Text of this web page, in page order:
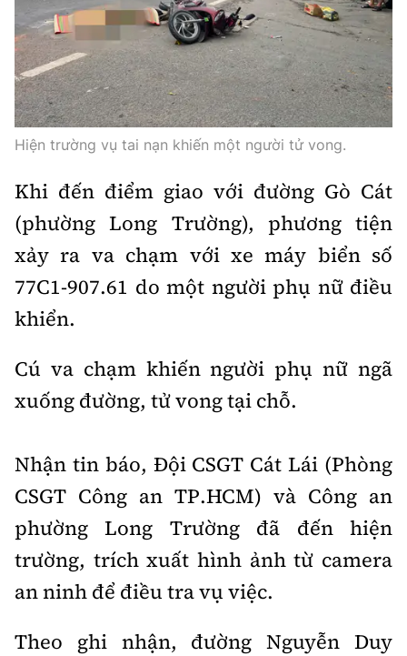
Nhà thầu
Mời thầu - Đấu thầu
Thi viết về GTVT
Gương sáng giao thông
Âm nhạc
Hậu trường sao
360 độ thể thao
Sản phẩm mới
Tư vấn
Thế giới
Thời sự Quốc tế
Hồ sơ tài liệu
Thế giới giao thông
Thế giới xây dựng
Đi ++
Du lịch
Khám phá
Lối sống
Ẩm thực
Video
Khám phá
Camera giao thông
Câu chuyện giao thông
Cơ quan chủ quản: Bộ Xây dựng
Giấy phép số: 03/GP-BVHTTDL, cấp ngày 1/4/2025.
Hà Nội.
Tổng biên tập:Nguyễn Thị Hồng Nga
Nguyễn Đức Thắng, La Đức Hùng
0901 514 799
Quảng cáo và Phát hành:
0915 057 282
Email:bandoc@baoxaydung.vn
Cấm sao chép dưới mọi hình thức nếu không có sự
Hiện trường vụ tai nạn khiến một người tử vong.
Khi đến điểm giao với đường Gò Cát
(phường Long Trường), phương tiện
xảy ra va chạm với xe máy biển số
77C1-907.61 do một người phụ nữ điều
khiển.
Cú va chạm khiến người phụ nữ ngã
xuống đường, tử vong tại chỗ.
Nhận tin báo, Đội CSGT Cát Lái (Phòng
CSGT Công an TP.HCM) và Công an
phường Long Trường đã đến hiện
trường, trích xuất hình ảnh từ camera
an ninh để điều tra vụ việc.
Theo ghi nhận, đường Nguyễn Duy